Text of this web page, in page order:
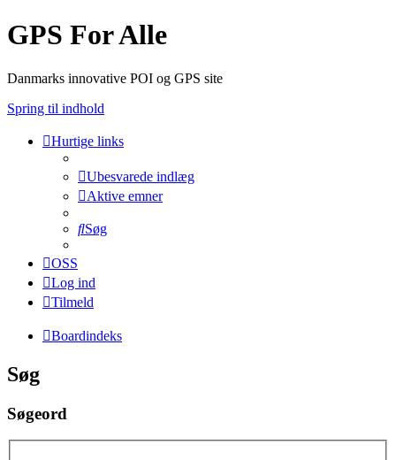
GPS For Alle
Danmarks innovative POI og GPS site
Spring til indhold
Hurtige links
Ubesvarede indlæg
Aktive emner
Søg
OSS
Log ind
Tilmeld
Boardindeks
Søg
Søgeord